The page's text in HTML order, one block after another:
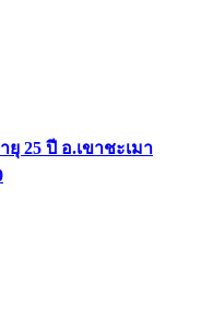
25 ปี อ.เขาชะเมา